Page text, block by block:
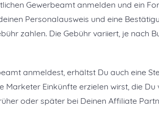
Gewerbeamt anmelden und ein
Personalausweis und eine
zahlen. Die Gebühr variiert, je nach
anmeldest, erhältst Du auch eine
Einkünfte erzielen wirst, die Du
oder später bei Deinen Affiliate